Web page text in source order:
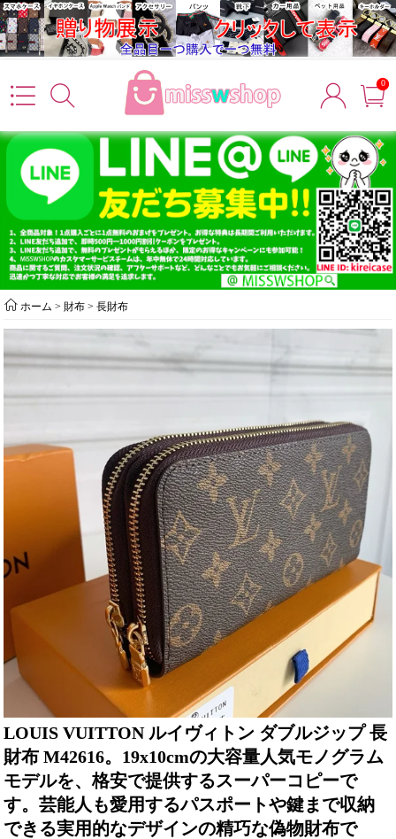
0
ホーム > 財布 >長財布
LOUIS VUITTON ルイヴィトン ダブルジップ 長
財布 M42616。19x10cmの大容量人気モノグラム
モデルを、格安で提供するスーパーコピーで
す。芸能人も愛用するパスポートや鍵まで収納
できる実用的なデザインの精巧な偽物財布で